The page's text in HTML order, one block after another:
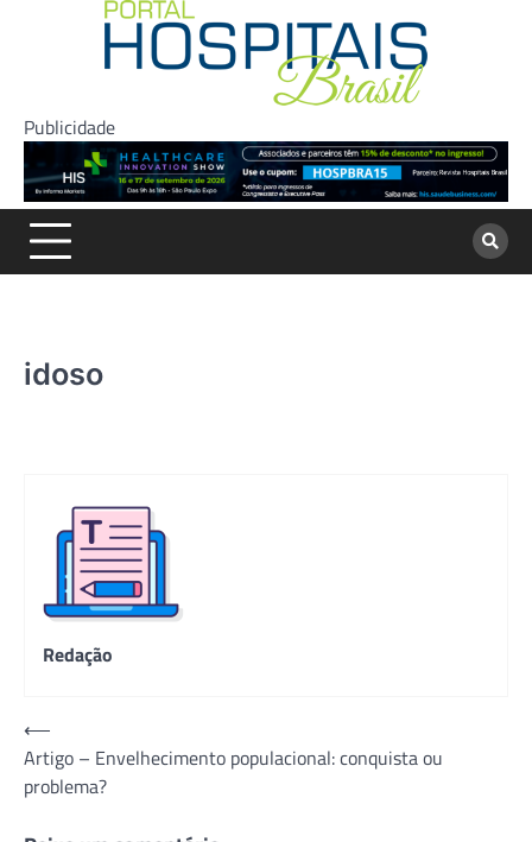
Publicidade
idoso
Redação
Navegação
de
Post
⟵
Artigo – Envelhecimento populacional: conquista ou
problema?